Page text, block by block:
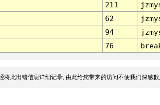
211
62
94
76
将此出错信息详细记录, 由此给您带来的访问不便我们深感歉